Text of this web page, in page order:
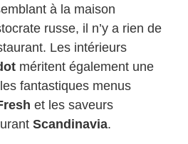
à la maison
russe, il n’y a rien de
Les intérieurs
méritent également une
fantastiques menus
et les saveurs
Scandinavia.